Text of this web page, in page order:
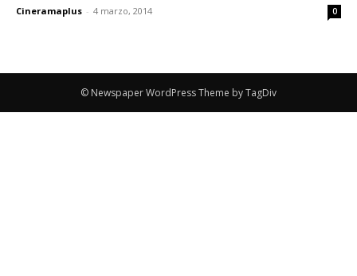
Cineramaplus - 4 marzo, 2014 0
© Newspaper WordPress Theme by TagDiv